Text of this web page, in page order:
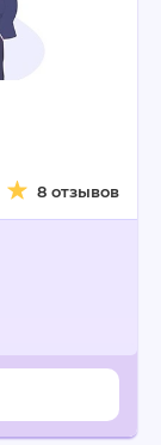
8 отзывов